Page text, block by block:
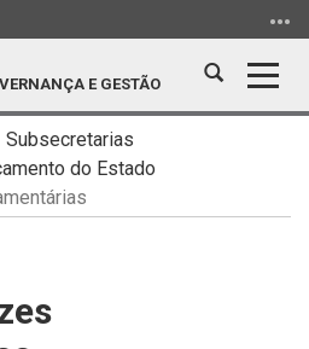
E GESTÃO
Abrir
Subsecretarias
do Estado